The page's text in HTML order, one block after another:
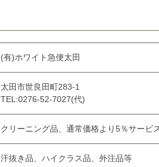
(有)ホワイト急便太田
太田市世良田町283-1
TEL:0276-52-7027(代)
クリーニング品、通常価格より5％サービ
汗抜き品、ハイクラス品、外注品等